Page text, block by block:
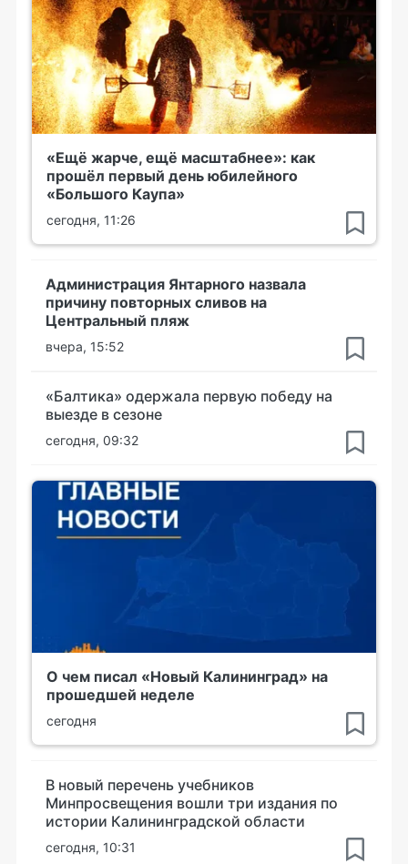
«Ещё жарче, ещё масштабнее»: как
прошёл первый день юбилейного
«Большого Каупа»
сегодня, 11:26
Администрация Янтарного назвала
причину повторных сливов на
Центральный пляж
вчера, 15:52
«Балтика» одержала первую победу на
выезде в сезоне
сегодня, 09:32
О чем писал «Новый Калининград» на
прошедшей неделе
сегодня
В новый перечень учебников
Минпросвещения вошли три издания по
истории Калининградской области
сегодня, 10:31